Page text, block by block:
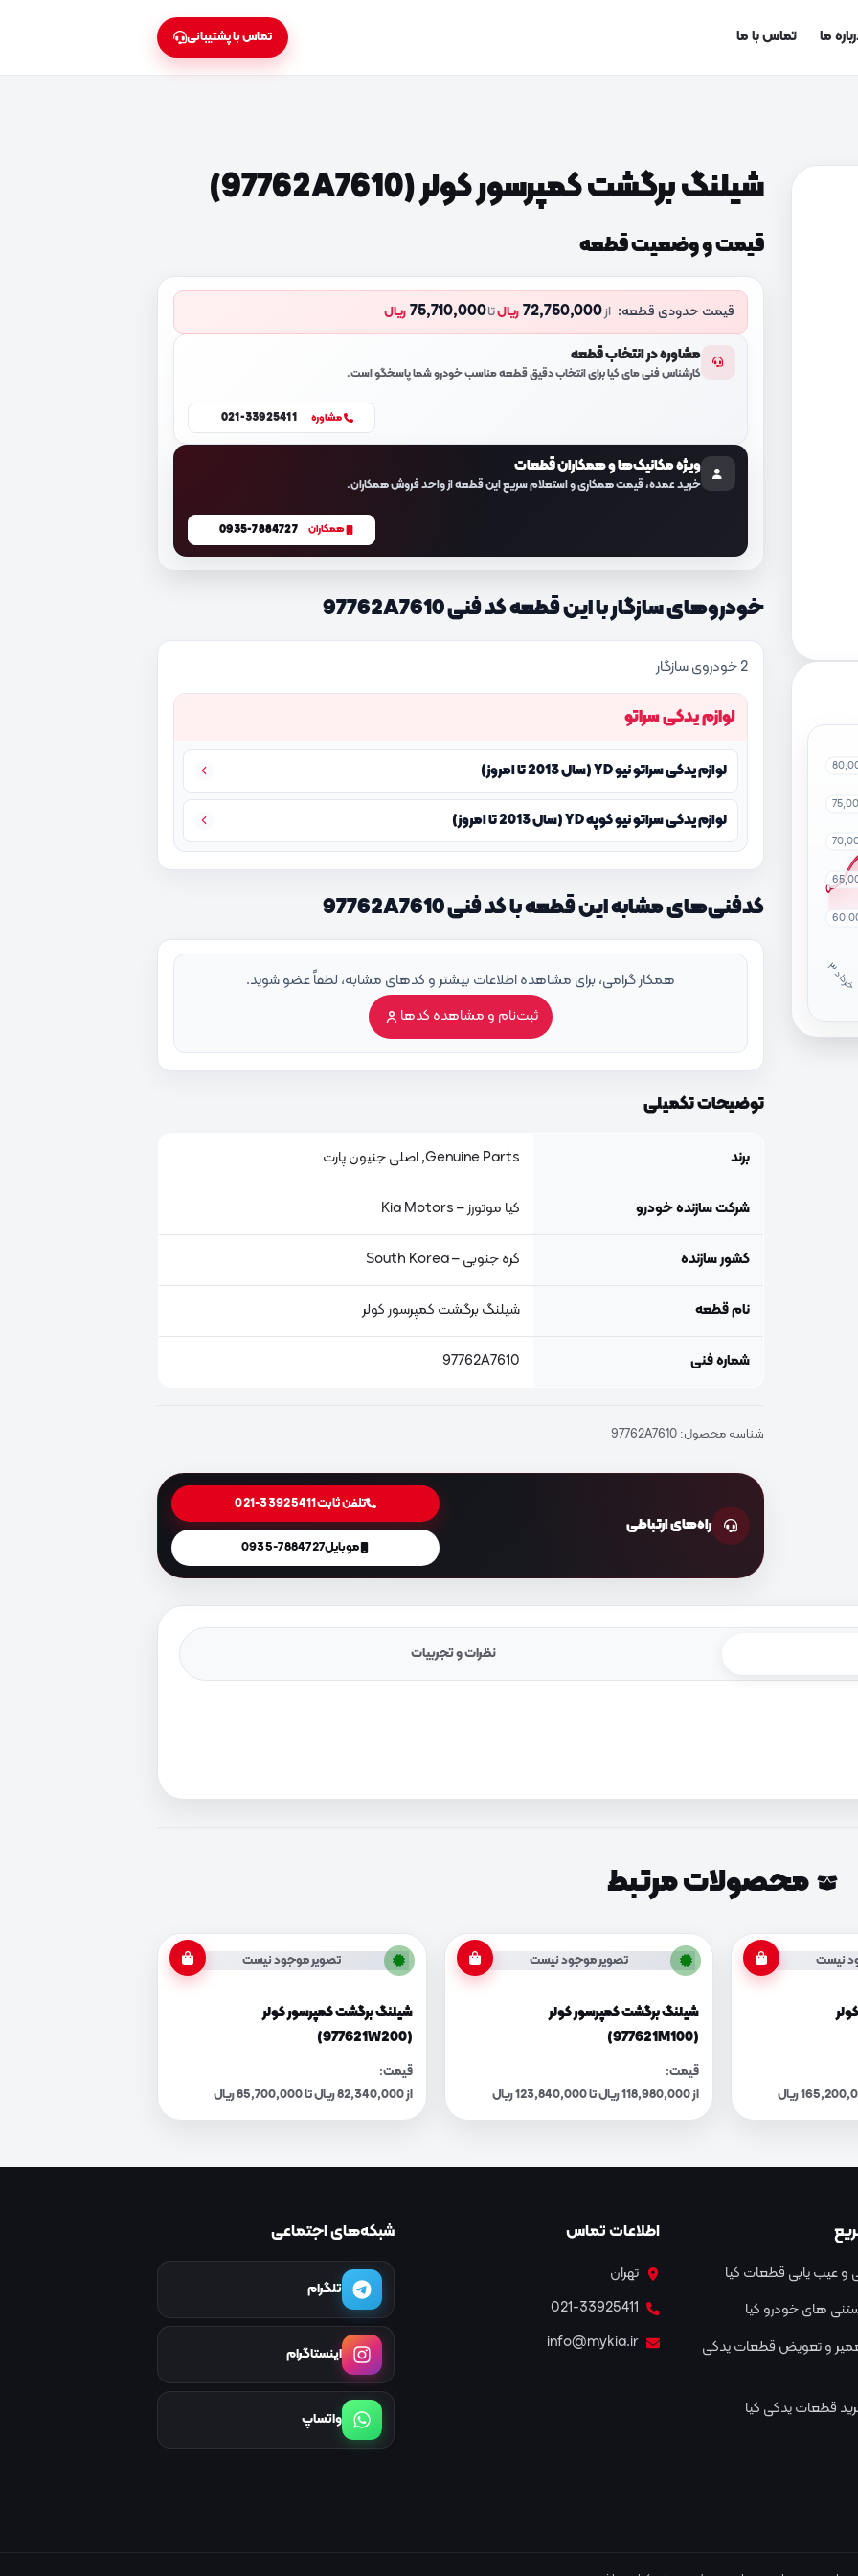
ما تماس با ما تماس با پشتیبانی
خ
ر
داد
۳
شیلنگ برگشت کمپرسور کولر (97762A7610)
قیمت و وضعیت قطعه
قیمت حدودی قطعه: از72,750,000 ریالتا75,710,000ریال
مشاوره در انتخاب قطعه
کارشناس فنی مای کیا برای انتخاب دقیق قطعه مناسب خودرو شما پاسخگو است.
مشاوره 021-33925411
ویژه مکانیک‌ها و همکاران قطعات
خرید عمده، قیمت همکاری و استعلام سریع این قطعه از واحد فروش همکاران.
همکاران 0935-7884727
خودروهای سازگار با این قطعه کد فنی 97762A7610
2 خودروی سازگار
لوازم یدکی سراتو
لوازم یدکی سراتو نیو YD (سال 2013 تا امروز)
لوازم یدکی سراتو نیو کوپه YD (سال 2013 تا امروز)
کدفنی‌های مشابه این قطعه با کد فنی 97762A7610
همکار گرامی، برای مشاهده اطلاعات بیشتر و کدهای مشابه، لطفاً عضو شوید.
ثبت‌نام و مشاهده کدها
توضیحات تکمیلی
برند Genuine Parts, اصلی جنیون پارت
شرکت سازنده خودرو کیا موتورز – Kia Motors
کشور سازنده کره جنوبی – South Korea
نام قطعه شیلنگ برگشت کمپرسور کولر
شماره فنی 97762A7610
شناسه محصول:97762A7610
راه‌های ارتباطی
تلفن ثابت021-33925411
موبایل0935-7884727
نظرات و تجربیات
محصولات مرتبط
نیست تصویر موجود نیست
شیلنگ برگشت کمپرسور کولر
(977621M100)
قیمت:
از 118,980,000 ریال تا 123,840,000 ریال
تصویر موجود نیست
شیلنگ برگشت کمپرسور کولر
(977621W200)
قیمت:
از 82,340,000 ریال تا 85,700,000 ریال
و عیب یابی قطعات کیا
های خودرو کیا
و تعویض قطعات یدکی
قطعات یدکی کیا
اطلاعات تماس
تهران
021-33925411
info@mykia.ir
شبکه‌های اجتماعی
تلگرام
اینستاگرام
واتساپ